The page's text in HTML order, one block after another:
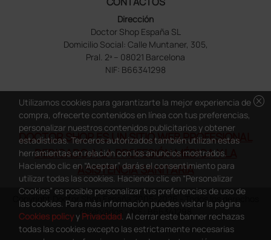
Dirección
Doctor Shop España SL
Domicilio Social: Calle Muntaner, 305,
Pral. 2ª – 08021 Barcelona
NIF: B66341298
DOCTOR SHOP ES UN SITIO WEB PROFESIONAL
DEDICADO A LA PROFESIÓN MÉDICA Y LA
ASISTENCIA SANITARIA
Copyright Doctor Shop España 2005-2026 - Todos los derechos
reservados - NIF.: B66341298
cancel
Utilizamos cookies para garantizarte la mejor experiencia de
compra, ofrecerte contenidos en línea con tus preferencias,
personalizar nuestros contenidos publicitarios y obtener
estadísticas. Terceros autorizados también utilizan estas
herramientas en relación con los anuncios mostrados.
Haciendo clic en “Aceptar” darás el consentimiento para
utilizar todas las cookies. Haciendo clic en “Personalizar
Cookies” es posible personalizar tus preferencias de uso de
las cookies. Para más información puedes visitar la página
Cookies policyy Privacidad. Al cerrar este banner rechazas
todas las cookies excepto las estrictamente necesarias